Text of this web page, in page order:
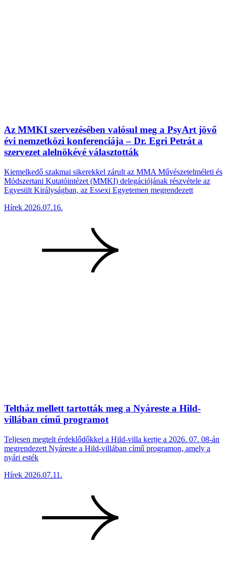
Az MMKI szervezésében valósul meg a PsyArt jövő
évi nemzetközi konferenciája – Dr. Egri Petrát a
szervezet alelnökévé választották
Kiemelkedő szakmai sikerekkel zárult az MMA Művészetelméleti és
Módszertani Kutatóintézet (MMKI) delegációjának részvétele az
Egyesült Királyságban, az Essexi Egyetemen megrendezett
Hírek 2026.07.16.
Teltház mellett tartották meg a Nyáreste a Hild-
villában című programot
Teljesen megtelt érdeklődőkkel a Hild-villa kertje a 2026. 07. 08-án
megrendezett Nyáreste a Hild-villában című programon, amely a
nyári esték
Hírek 2026.07.11.